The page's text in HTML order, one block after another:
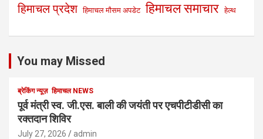
हिमाचल प्रदेश हिमाचल मौसम अपडेट हिमाचल समाचार हेल्थ
You may Missed
ब्रेकिंग न्यूज़ हिमाचल NEWS
पूर्व मंत्री स्व. जी.एस. बाली की जयंती पर एचपीटीडीसी का
रक्तदान शिविर
July 27, 2026 admin